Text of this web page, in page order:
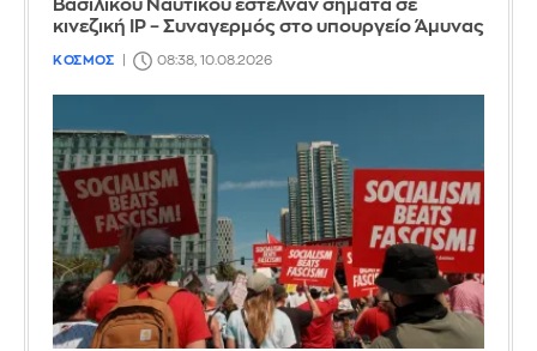
Βασιλικού Ναυτικού έστελναν σήματα σε
κινεζική IP – Συναγερμός στο υπουργείο Άμυνας
ΚΟΣΜΟΣ 08:38, 10.08.2026